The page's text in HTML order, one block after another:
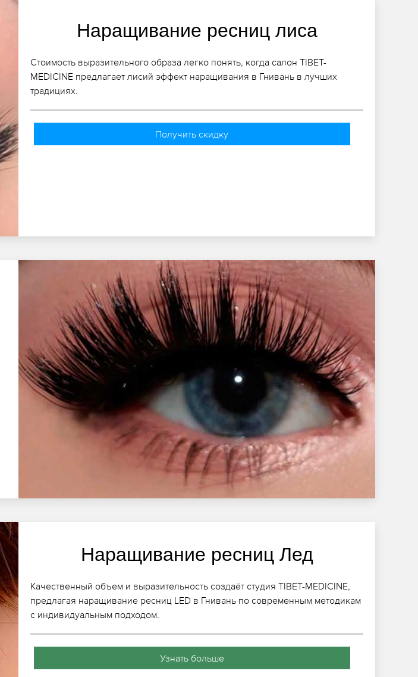
Наращивание ресниц лиса
Стоимость выразительного образа легко понять, когда салон TIBET-
MEDICINE предлагает лисий эффект наращивания в Гнивань в лучших
традициях.
Получить скидку
Наращивание ресниц Лед
Качественный объем и выразительность создаёт студия TIBET-MEDICINE,
предлагая наращивание ресниц LED в Гнивань по современным методикам
с индивидуальным подходом.
Узнать больше